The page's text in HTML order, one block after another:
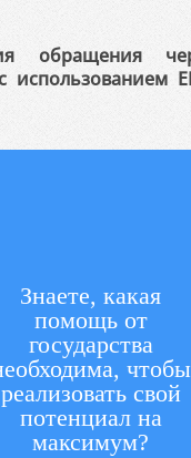
обращения
использованием
Знаете, какая
помощь от
государства
чтобы
реализовать свой
потенциал на
максимум?